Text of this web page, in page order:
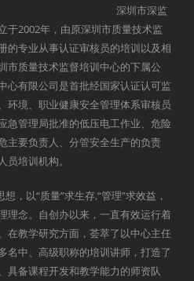
深圳市深监
于2002年，由原深圳市质量技术监
的专业从事认证审核员的培训以及相
市质量技术监督培训中心的下属公
心有限公司是首批经国家认证认可监
环境、职业健康安全管理体系审核员
急管理局批准的低压电工作业、危险
主要负责人、分管安全生产的负责
培训机构。
，以“质量”求生存,“管理”求效益，
理念。自创办以来，一直有效运行着
在教学研究方面，荟萃了以中心主任
名中、高级职称的培训讲师，打造了
具备课程开发和教学能力的师资队